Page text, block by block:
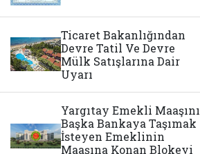
Ticaret Bakanlığından
Devre Tatil Ve Devre
Mülk Satışlarına Dair
Uyarı
Yargıtay Emekli Maaşını
Başka Bankaya Taşımak
İsteyen Emeklinin
Maaşına Konan Blokeyi